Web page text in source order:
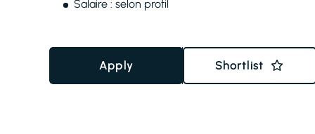
Salaire : selon profil
Apply Shortlist